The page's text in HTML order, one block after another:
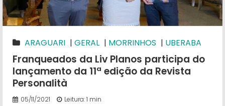
ARAGUARI | GERAL | MORRINHOS | UBERABA
Franqueados da Liv Planos participa do
lançamento da 11ª edição da Revista
Personalità
05/11/2021 Leitura: 1 min